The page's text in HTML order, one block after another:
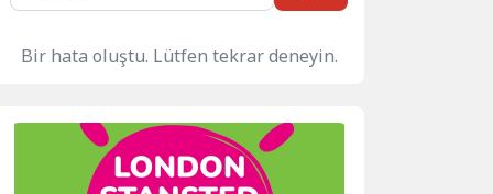
Bir hata oluştu. Lütfen tekrar deneyin.